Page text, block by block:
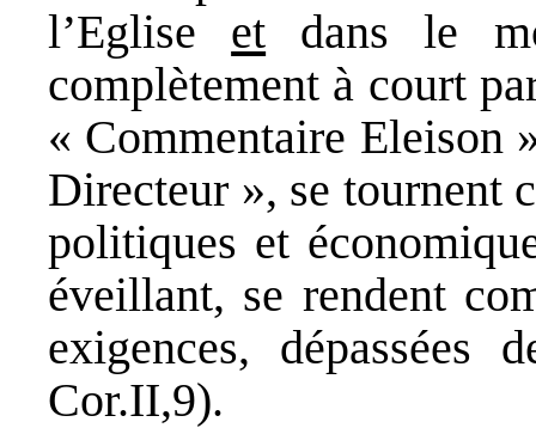
l’Eglise et dans le
complètement à court
« Commentaire Eleison
Directeur », se tournent
politiques et
éveillant, se rendent
exigences,
Cor.II,9).